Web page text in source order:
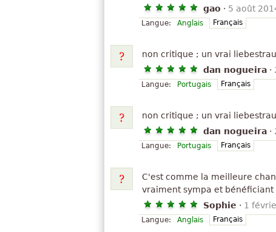
gao · 5 août
Langue: Anglais Français
non critique ; un vrai
dan nogueira ·
Langue: Portugais Français
non critique ; un vrai
dan nogueira ·
Langue: Portugais Français
C'est comme la meilleure
vraiment sympa et bénéficiant
Sophie · 1
Langue: Anglais Français